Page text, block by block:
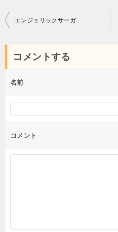
投
ゲ
シ
エンジェリックサーガ
コメントする
名前
コメント